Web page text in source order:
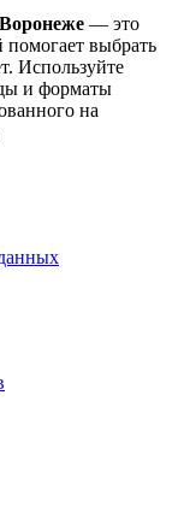
— это
выбрать
Используйте
и форматы
на